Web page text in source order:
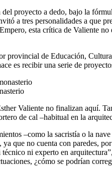
proyecto a dedo, bajo la
a tres personalidades a que
esta crítica de Valiente
provincial de Educación,
es recibir una serie de
Valiente no finalizan aquí.
de cal –habitual en la
–como la sacristía o la
que no cuenta con paredes,
ni experto en
¿cómo se podrían